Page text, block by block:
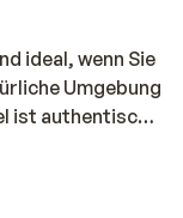
ideal, wenn Sie
Umgebung
ist authentisch
einen
intensiven Tag